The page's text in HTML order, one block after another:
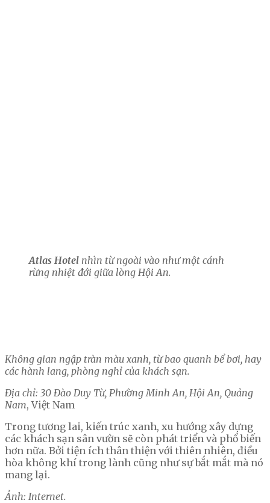
Atlas Hotel nhìn từ ngoài vào như một cánh
rừng nhiệt đới giữa lòng Hội An.
Không gian ngập tràn màu xanh, từ bao quanh bể bơi, hay
các hành lang, phòng nghỉ của khách sạn.
Địa chỉ: 30 Đào Duy Từ, Phường Minh An, Hội An, Quảng
Nam, Việt Nam
Trong tương lai, kiến trúc xanh, xu hướng xây dựng
các khách sạn sân vườn sẽ còn phát triển và phổ biến
hơn nữa. Bởi tiện ích thân thiện với thiên nhiên, điều
hòa không khí trong lành cũng như sự bắt mắt mà nó
mang lại.
Ảnh: Internet.